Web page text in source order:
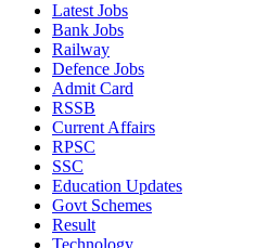
Latest Jobs
Bank Jobs
Railway
Defence Jobs
Admit Card
RSSB
Current Affairs
RPSC
SSC
Education Updates
Govt Schemes
Result